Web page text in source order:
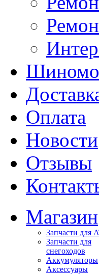
Оплата
Новости
Отзывы
Магазин
Запчасти для
Запчасти для
снегоходов
Аккумуляторы
Аксессуары